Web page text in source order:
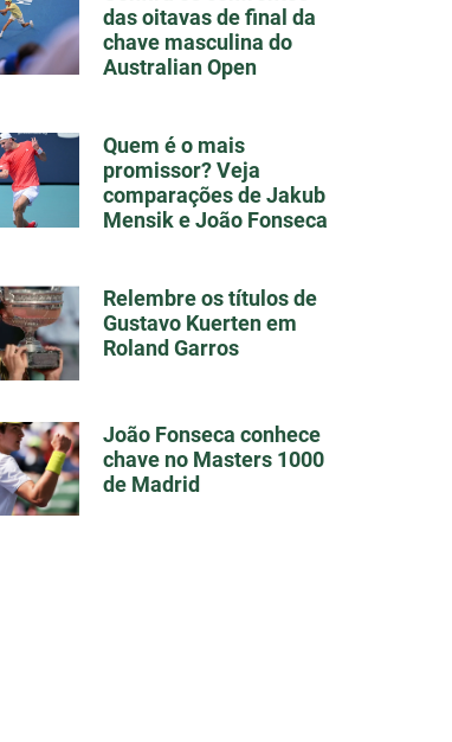
das oitavas de final da
chave masculina do
Australian Open
Quem é o mais
promissor? Veja
comparações de Jakub
Mensik e João Fonseca
Relembre os títulos de
Gustavo Kuerten em
Roland Garros
João Fonseca conhece
chave no Masters 1000
de Madrid